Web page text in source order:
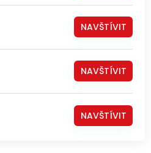
NAVŠTÍVIT
NAVŠTÍVIT
NAVŠTÍVIT